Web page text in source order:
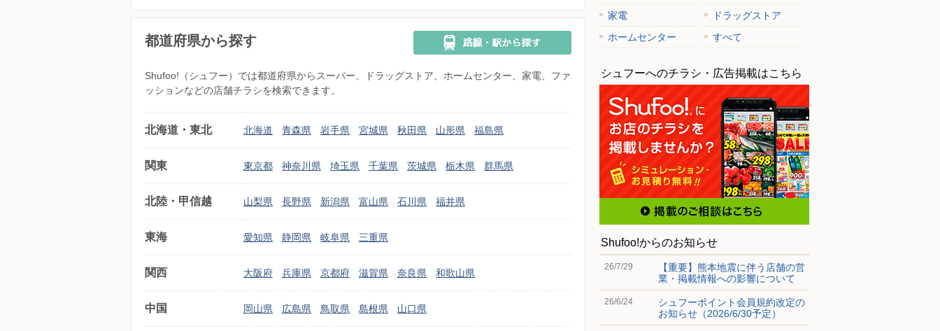
都道府県から探す
Shufoo!（シュフー）では都道府県からスーパー、ドラッグストア、ホームセンター、家電、ファ
ッションなどの店舗チラシを検索できます。
北海道・東北 北海道 青森県 岩手県 宮城県 秋田県 山形県 福島県
関東 東京都 神奈川県 埼玉県 千葉県 茨城県 栃木県 群馬県
北陸・甲信越 山梨県 長野県 新潟県 富山県 石川県 福井県
東海 愛知県 静岡県 岐阜県 三重県
関西 大阪府 兵庫県 京都府 滋賀県 奈良県 和歌山県
中国 岡山県 広島県 鳥取県 島根県 山口県
家電
ドラッグストア
ホームセンター
すべて
シュフーへのチラシ・広告掲載はこちら
Shufoo!からのお知らせ
26/7/29
【重要】熊本地震に伴う店舗の営
業・掲載情報への影響について
26/6/24
シュフーポイント会員規約改定の
お知らせ（2026/6/30予定）